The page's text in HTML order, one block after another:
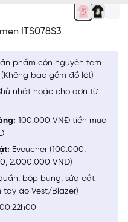
ITS078S3
phẩm còn nguyên tem
bao gồm đồ lót)
nhật hoặc cho đơn từ
100.000 VNĐ tiền mua
Evoucher (100.000,
2.000.000 VNĐ)
bóp bụng, sửa cắt
áo Vest/Blazer)